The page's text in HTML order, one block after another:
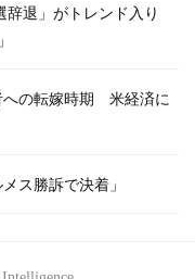
辞退」がトレンド入り
への転嫁時期 米経済に
ス勝訴で決着」